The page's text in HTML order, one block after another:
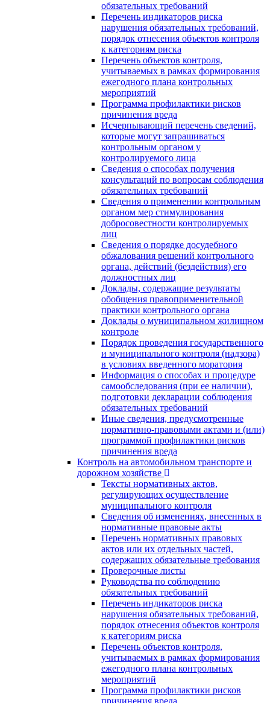
обязательных требований
Перечень индикаторов риска
нарушения обязательных требований,
порядок отнесения объектов контроля
к категориям риска
Перечень объектов контроля,
учитываемых в рамках формирования
ежегодного плана контрольных
мероприятий
Программа профилактики рисков
причинения вреда
Исчерпывающий перечень сведений,
которые могут запрашиваться
контрольным органом у
контролируемого лица
Сведения о способах получения
консультаций по вопросам соблюдения
обязательных требований
Сведения о применении контрольным
органом мер стимулирования
добросовестности контролируемых
лиц
Сведения о порядке досудебного
обжалования решений контрольного
органа, действий (бездействия) его
должностных лиц
Доклады, содержащие результаты
обобщения правоприменительной
практики контрольного органа
Доклады о муниципальном жилищном
контроле
Порядок проведения государственного
и муниципального контроля (надзора)
в условиях введенного моратория
Информация о способах и процедуре
самообследования (при ее наличии),
подготовки декларации соблюдения
обязательных требований
Иные сведения, предусмотренные
нормативно-правовыми актами и (или)
программой профилактики рисков
причинения вреда
Контроль на автомобильном транспорте и
дорожном хозяйстве
Тексты нормативных актов,
регулирующих осуществление
муниципального контроля
Сведения об изменениях, внесенных в
нормативные правовые акты
Перечень нормативных правовых
актов или их отдельных частей,
содержащих обязательные требования
Проверочные листы
Руководства по соблюдению
обязательных требований
Перечень индикаторов риска
нарушения обязательных требований,
порядок отнесения объектов контроля
к категориям риска
Перечень объектов контроля,
учитываемых в рамках формирования
ежегодного плана контрольных
мероприятий
Программа профилактики рисков
причинения вреда